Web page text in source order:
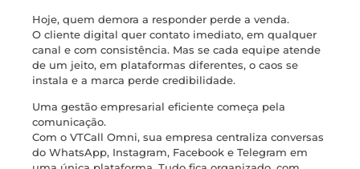
Hoje, quem demora a responder perde a venda.
O cliente digital quer contato imediato, em qualquer
canal e com consistência. Mas se cada equipe atende
de um jeito, em plataformas diferentes, o caos se
instala e a marca perde credibilidade.
Uma gestão empresarial eficiente começa pela
comunicação.
Com o VTCall Omni, sua empresa centraliza conversas
do WhatsApp, Instagram, Facebook e Telegram em